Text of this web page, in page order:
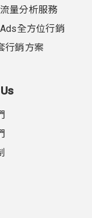
量分析服務
全方位行銷
行銷方案